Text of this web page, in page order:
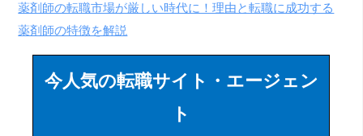
薬剤師の転職市場が厳しい時代に！理由と転職に成功する
薬剤師の特徴を解説
今人気の転職サイト・エージェン
ト